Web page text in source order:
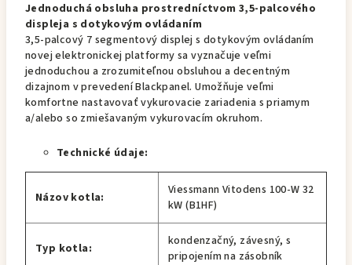
Jednoduchá obsluha prostredníctvom 3,5-palcového
displeja s dotykovým ovládaním
3,5-palcový 7 segmentový displej s dotykovým ovládaním
novej elektronickej platformy sa vyznačuje veľmi
jednoduchou a zrozumiteľnou obsluhou a decentným
dizajnom v prevedení Blackpanel. Umožňuje veľmi
komfortne nastavovať vykurovacie zariadenia s priamym
a/alebo so zmiešavaným vykurovacím okruhom.
Technické údaje:
Názov kotla:
Viessmann Vitodens 100-W 32
kW (B1HF)
Typ kotla:
kondenzačný, závesný, s
pripojením na zásobník